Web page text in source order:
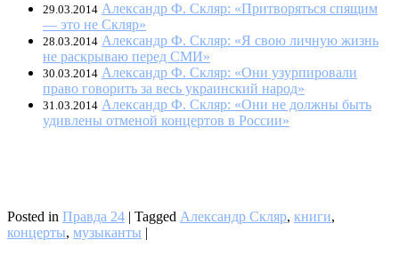
29.03.2014 Александр Ф. Скляр: «Притворяться спящим
— это не Скляр»
28.03.2014 Александр Ф. Скляр: «Я свою личную жизнь
не раскрываю перед СМИ»
30.03.2014 Александр Ф. Скляр: «Они узурпировали
право говорить за весь украинский народ»
31.03.2014 Александр Ф. Скляр: «Они не должны быть
удивлены отменой концертов в России»
Posted in Правда 24 | Tagged Александр Скляр, книги,
концерты, музыканты |